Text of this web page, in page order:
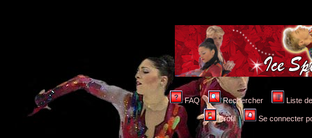
FAQ Rechercher Liste
Profil Se connecter